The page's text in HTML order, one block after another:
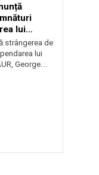
lui
strângerea de
lui
George...